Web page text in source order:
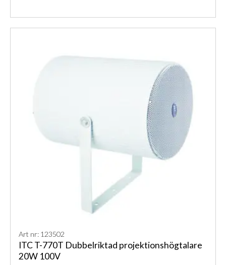
Art nr: 123502
ITC T-770T Dubbelriktad projektionshögtalare
20W 100V